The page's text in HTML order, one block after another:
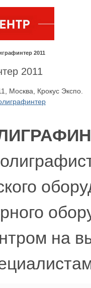
2011
2011
Москва, Крокус Экспо.
на